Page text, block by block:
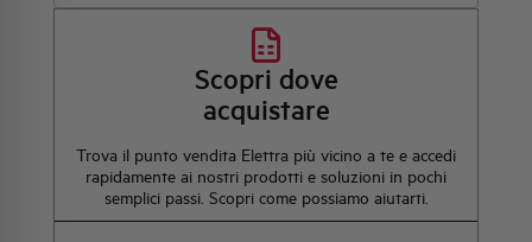
Scopri dove
acquistare
Trova il punto vendita Elettra più vicino a te e accedi
rapidamente ai nostri prodotti e soluzioni in pochi
semplici passi. Scopri come possiamo aiutarti.